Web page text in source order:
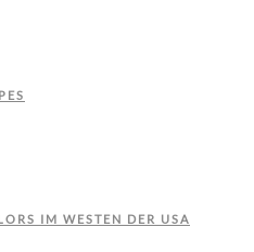
IM WESTEN DER USA